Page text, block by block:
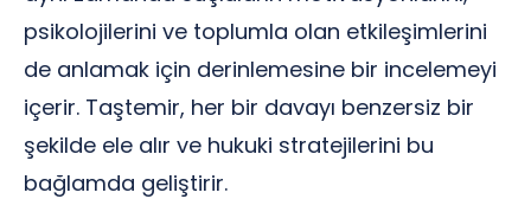
psikolojilerini ve toplumla olan etkileşimlerini
de anlamak için derinlemesine bir incelemeyi
içerir. Taştemir, her bir davayı benzersiz bir
şekilde ele alır ve hukuki stratejilerini bu
bağlamda geliştirir.